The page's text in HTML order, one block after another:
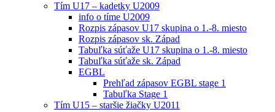
Tím U17 – kadetky U2009
info o tíme U2009
Rozpis zápasov U17 skupina o 1.-8. miesto
Rozpis zápasov sk. Západ
Tabuľka súťaže U17 skupina o 1.-8. miesto
Tabuľka súťaže sk. Západ
EGBL
Prehľad zápasov EGBL stage 1
Tabuľka Stage 1
Tím U15 – staršie žiačky U2011